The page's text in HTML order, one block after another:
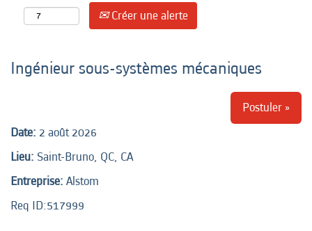
Créer une alerte
Ingénieur sous-systèmes mécaniques
Postuler »
Date: 2 août 2026
Lieu: Saint-Bruno, QC, CA
Entreprise: Alstom
Req ID:517999